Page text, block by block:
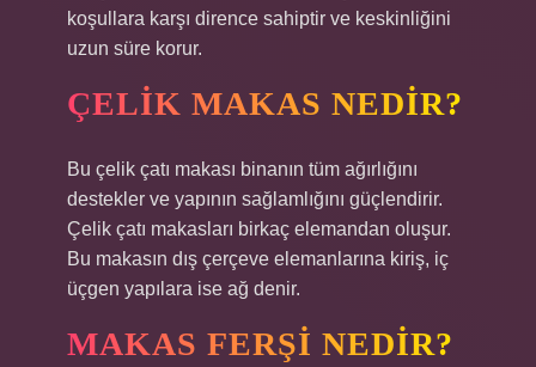
koşullara karşı dirence sahiptir ve keskinliğini
uzun süre korur.
ÇELIK MAKAS NEDIR?
Bu çelik çatı makası binanın tüm ağırlığını
destekler ve yapının sağlamlığını güçlendirir.
Çelik çatı makasları birkaç elemandan oluşur.
Bu makasın dış çerçeve elemanlarına kiriş, iç
üçgen yapılara ise ağ denir.
MAKAS FERŞI NEDIR?